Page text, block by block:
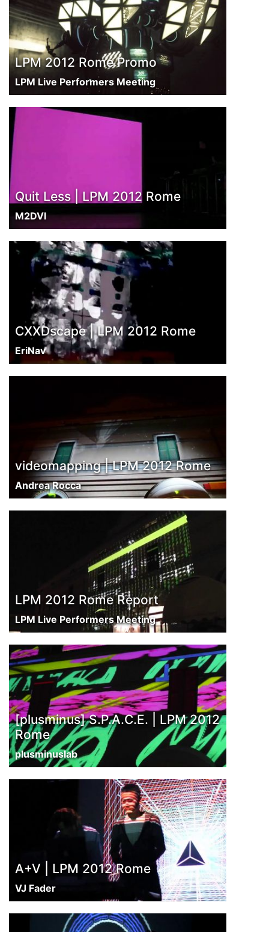
LPM 2012 Rome Promo
LPM Live Performers Meeting
Quit Less | LPM 2012 Rome
M2DVI
CXXDscape | LPM 2012 Rome
EriNav
videomapping | LPM 2012 Rome
Andrea Rocca
LPM 2012 Rome Report
LPM Live Performers Meeting
[plusminus] S.P.A.C.E. | LPM 2012
Rome
plusminuslab
A+V | LPM 2012 Rome
VJ Fader